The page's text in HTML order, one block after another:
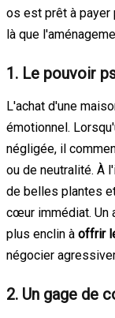
os est prêt à payer
là que
1. Le pouvoir
L'achat d'une
émotionnel.
négligée, il
ou de neutralité. À
de belles plantes
cœur immédiat. Un
plus enclin à offrir
négocier
2. Un gage de